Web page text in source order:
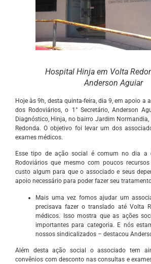
Hospital Hinja em Volta
Anderson Aguiar
Hoje às 9h, desta quinta-feira, dia 9, em apoio a
dos Rodoviários, o 1° Secretário, Anderson
Diagnóstico, Hinja, no bairro Jardim
Redonda. O objetivo foi levar um dos
exames médicos.
Esse tipo de ação social é comum no dia a
Rodoviários que mesmo com poucos
custo algum para que o associado e seus
apoio necessário para poder fazer seu
Mais uma vez fomos ajudar um
precisava fazer o translado até Volta
médicos. Isso mostra que as ações
importantes para categoria. E nós
nossos sindicalizados – destacou
Além desta ação social o associado tem
convênios com desconto nas consultas e